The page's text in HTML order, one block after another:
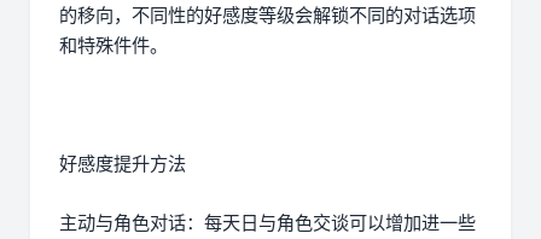
的移向，不同性的好感度等级会解锁不同的对话选项
和特殊件件。
好感度提升方法
主动与角色对话：每天日与角色交谈可以增加进一些